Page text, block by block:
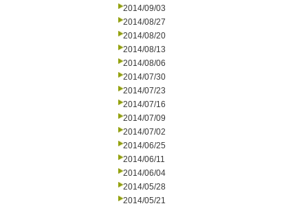
2014/09/03
2014/08/27
2014/08/20
2014/08/13
2014/08/06
2014/07/30
2014/07/23
2014/07/16
2014/07/09
2014/07/02
2014/06/25
2014/06/11
2014/06/04
2014/05/28
2014/05/21